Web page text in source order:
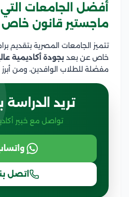
أفضل الجامعات
ماجستير قانون
تتميز الجامعات المصرية بتقديم
خاص عن بعد بجودة أكاديمية
مفضلة للطلاب الوافدين، ومن
تريد الدراسة
تواصل مع خبير
اتصل